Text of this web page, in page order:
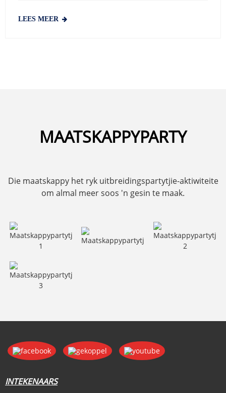
LEES MEER
MAATSKAPPYPARTY
Die maatskappy het ryk uitbreidingspartytjie-aktiwiteite
om almal meer soos 'n gesin te maak.
INTEKENAARS